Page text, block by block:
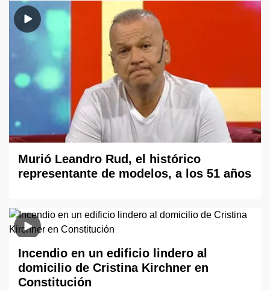
Murió Leandro Rud, el histórico
representante de modelos, a los 51 años
Incendio en un edificio lindero al
domicilio de Cristina Kirchner en
Constitución